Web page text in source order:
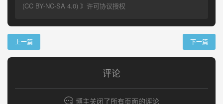
(CC BY-NC-SA 4.0) 》许可协议授权
上一篇 下一篇
评论
博主关闭了所有页面的评论